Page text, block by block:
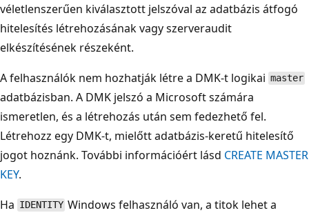
véletlenszerűen kiválasztott jelszóval az adatbázis átfogó
hitelesítés létrehozásának vagy szerveraudit
elkészítésének részeként.
A felhasználók nem hozhatják létre a DMK-t logikai master
adatbázisban. A DMK jelszó a Microsoft számára
ismeretlen, és a létrehozás után sem fedezhető fel.
Létrehozz egy DMK-t, mielőtt adatbázis-keretű hitelesítő
jogot hoznánk. További információért lásd CREATE MASTER
KEY.
Ha IDENTITY Windows felhasználó van, a titok lehet a